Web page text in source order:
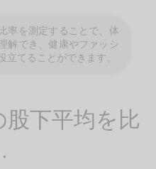
率を測定することで、体
解でき、健康やファッシ
立てることができます。
下平均を比